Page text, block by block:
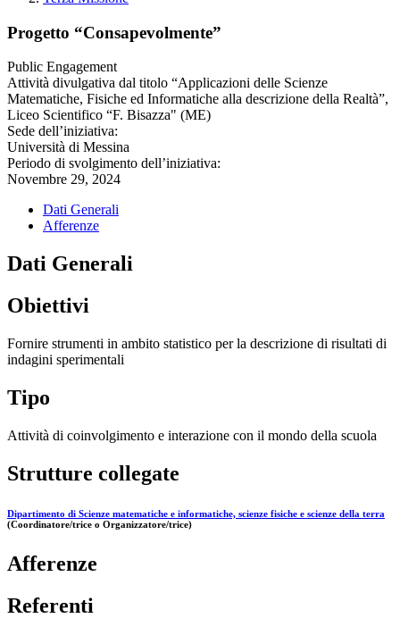
Progetto “Consapevolmente”
Public Engagement
Attività divulgativa dal titolo “Applicazioni delle Scienze
Matematiche, Fisiche ed Informatiche alla descrizione della Realtà”,
Liceo Scientifico “F. Bisazza" (ME)
Sede dell’iniziativa:
Università di Messina
Periodo di svolgimento dell’iniziativa:
Novembre 29, 2024
Dati Generali
Afferenze
Dati Generali
Obiettivi
Fornire strumenti in ambito statistico per la descrizione di risultati di
indagini sperimentali
Tipo
Attività di coinvolgimento e interazione con il mondo della scuola
Strutture collegate
Dipartimento di Scienze matematiche e informatiche, scienze fisiche e scienze della terra
(Coordinatore/trice o Organizzatore/trice)
Afferenze
Referenti